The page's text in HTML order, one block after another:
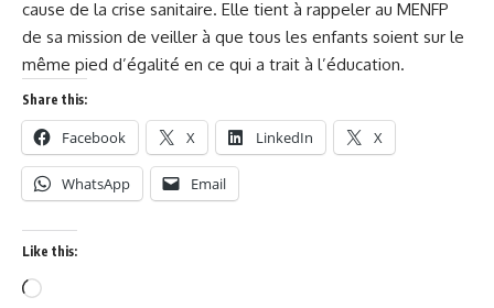
cause de la crise sanitaire. Elle tient à rappeler au MENFP
de sa mission de veiller à que tous les enfants soient sur le
même pied d’égalité en ce qui a trait à l’éducation.
Share this:
Facebook X LinkedIn X
WhatsApp Email
Like this: